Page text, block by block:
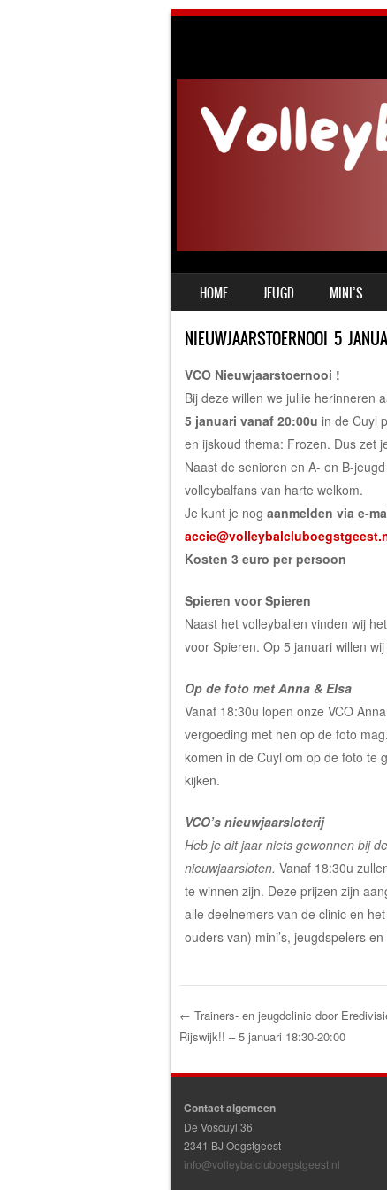
MENU
SKIP TO CONTENT
HOME JEUGD MINI’S
NIEUWJAARSTOERNOOI 5
VCO Nieuwjaarstoernooi !
Bij deze willen we jullie herinneren
5 januari vanaf 20:00u in de Cuyl
en ijskoud thema: Frozen. Dus zet
Naast de senioren en A- en B-
volleybalfans van harte welkom.
Je kunt je nogaanmelden via e-
accie@volleybalcluboegstgeest.
Kosten 3 euro per persoon
Spieren voor Spieren
Naast het volleyballen vinden wij
voor Spieren. Op 5 januari willen
Op de foto met Anna & Elsa
Vanaf 18:30u lopen onze VCO
vergoeding met hen op de foto
komen in de Cuyl om op de foto te
kijken.
VCO’s nieuwjaarsloterij
Heb je dit jaar niets gewonnen bij
nieuwjaarsloten. Vanaf 18:30u
te winnen zijn. Deze prijzen zijn
alle deelnemers van de clinic en
ouders van) mini’s, jeugdspelers
Post navigation
← Trainers- en jeugdclinic door
Rijswijk!! – 5 januari 18:30-20:00
Contact algemeen
De Voscuyl 36
2341 BJ Oegstgeest
info@volleybalcluboegstgeest.nl